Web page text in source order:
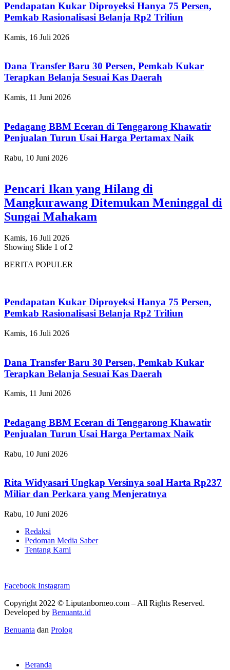
Pendapatan Kukar Diproyeksi Hanya 75 Persen,
Pemkab Rasionalisasi Belanja Rp2 Triliun
Kamis, 16 Juli 2026
Dana Transfer Baru 30 Persen, Pemkab Kukar
Terapkan Belanja Sesuai Kas Daerah
Kamis, 11 Juni 2026
Pedagang BBM Eceran di Tenggarong Khawatir
Penjualan Turun Usai Harga Pertamax Naik
Rabu, 10 Juni 2026
Pencari Ikan yang Hilang di
Mangkurawang Ditemukan Meninggal di
Sungai Mahakam
Kamis, 16 Juli 2026
Showing Slide 1 of 2
BERITA POPULER
Pendapatan Kukar Diproyeksi Hanya 75 Persen,
Pemkab Rasionalisasi Belanja Rp2 Triliun
Kamis, 16 Juli 2026
Dana Transfer Baru 30 Persen, Pemkab Kukar
Terapkan Belanja Sesuai Kas Daerah
Kamis, 11 Juni 2026
Pedagang BBM Eceran di Tenggarong Khawatir
Penjualan Turun Usai Harga Pertamax Naik
Rabu, 10 Juni 2026
Rita Widyasari Ungkap Versinya soal Harta Rp237
Miliar dan Perkara yang Menjeratnya
Rabu, 10 Juni 2026
Redaksi
Pedoman Media Saber
Tentang Kami
Facebook Instagram
Copyright 2022 © Liputanborneo.com – All Rights Reserved.
Developed by Benuanta.id
Benuanta dan Prolog
Beranda